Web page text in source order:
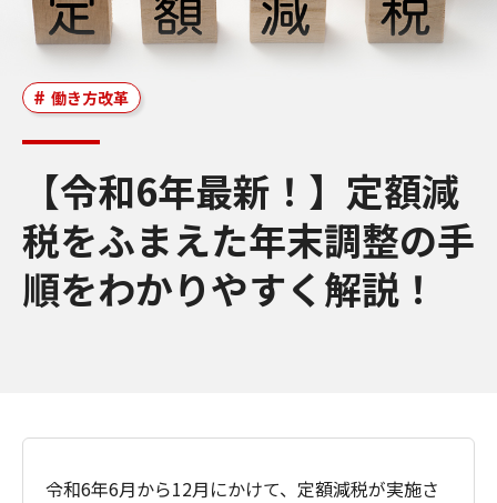
【令和6年最新！】定額減
税をふまえた年末調整の手
順をわかりやすく解説！
働き方改革
令和6年6月から12月にかけて、定額減税が実施さ